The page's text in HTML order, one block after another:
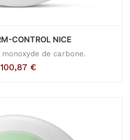
CONTROL NICE
de carbone.
100,87 €